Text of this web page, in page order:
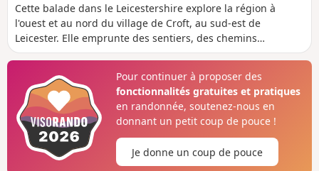
Cette balade dans le Leicestershire explore la région à
l'ouest et au nord du village de Croft, au sud-est de
Leicester. Elle emprunte des sentiers, des chemins
équestres et une partie de route pour boucler le circuit.
Pour continuer à proposer des
fonctionnalités gratuites et pratiques
en randonnée, soutenez-nous en
donnant un petit coup de pouce !
Je donne un coup de pouce